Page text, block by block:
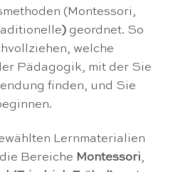
(Montessori,
) geordnet. So
welche
Pädagogik, mit der Sie
finden, und Sie
Lernmaterialien
Bereiche Montessori,